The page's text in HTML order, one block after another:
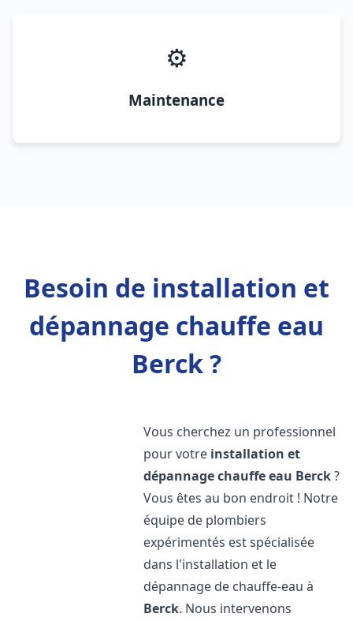
⚙️
Maintenance
Besoin de installation et
dépannage chauffe eau
Berck ?
Vous cherchez un professionnel
pour votre installation et
dépannage chauffe eau Berck?
Vous êtes au bon endroit ! Notre
équipe de plombiers
expérimentés est spécialisée
dans l'installation et le
dépannage de chauffe-eau à
Berck. Nous intervenons